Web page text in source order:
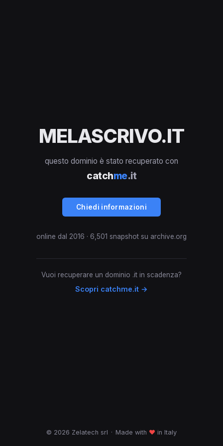
MELASCRIVO.IT
questo dominio è stato recuperato con
catchme.it
Chiedi informazioni
online dal 2016 · 6,501 snapshot su archive.org
Vuoi recuperare un dominio .it in scadenza?
Scopri catchme.it →
© 2026 Zelatech srl · Made with ♥ in Italy